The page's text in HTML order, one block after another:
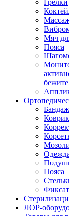
Грелки
Мяч
Пояса
Мозоли
Пояса
ЛОР-